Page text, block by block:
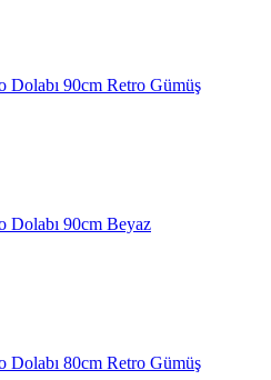
Dolabı 90cm Retro Gümüş
Dolabı 90cm Beyaz
Dolabı 80cm Retro Gümüş